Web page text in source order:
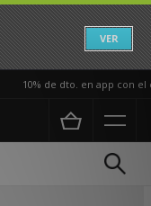
VER
10% de dto. en app con el